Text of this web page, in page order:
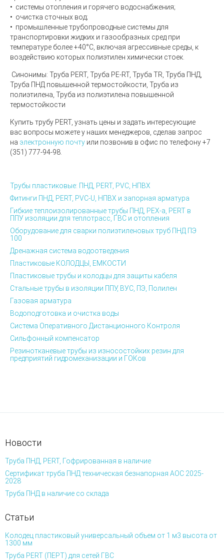
• системы отопления и горячего водоснабжения;
• очистка сточных вод;
• промышленные трубопроводные системы для
транспортировки жидких и газообразных сред при
температуре более +40°С, включая агрессивные среды, к
воздействию которых полиэтилен химически стоек.
Синонимы: Труба PERT, Труба PE-RT, Труба TR, Труба ПНД,
Труба ПНД повышенной термостойкости, Труба из
полиэтилена, Труба из полиэтилена повышенной
термостойкости
Купить трубу PERT, узнать цены и задать интересующие
вас вопросы можете у наших менеджеров, сделав запрос
на электронную почту или позвонив в офис по телефону +7
(351) 777-94-98.
Трубы пластиковые: ПНД, PERT, PVC, НПВХ
Фитинги ПНД, PERT, PVC-U, НПВХ и запорная арматура
Гибкие теплоизолированные трубы ПНД, PEX-а, PERT в
ППУ изоляции для теплотрасс, ГВС и отопления
Оборудование для сварки полиэтиленовых труб ПНД ПЭ
100
Дренажная система водоотведения
Пластиковые КОЛОДЦЫ, ЕМКОСТИ
Пластиковые трубы и колодцы для защиты кабеля
Стальные трубы в изоляции ППУ, ВУС, ПЭ, Полилен
Газовая арматура
Водоподготовка и очистка воды
Система Оперативного Дистанционного Контроля
Сильфонный компенсатор
Резинотканевые трубы из износостойких резин для
предприятий гидромеханизации и ГОКов
Новости
Труба ПНД, PERT, Гофрированная в наличие
Сертификат труба ПНД техническая безнапорная АОС 2025-
2028
Труба ПНД в наличие со склада
Статьи
Колодец пластиковый универсальный объем от 1 м3 высота от
1300 мм
Труба PERT (ПЕРТ) для сетей ГВС